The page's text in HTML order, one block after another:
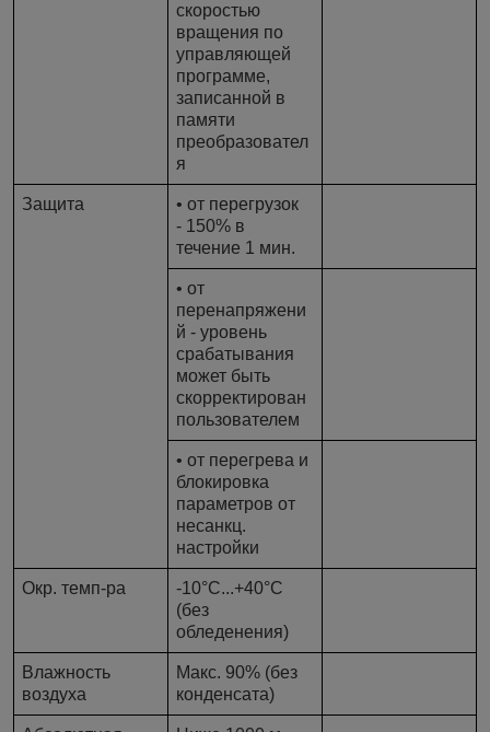
скоростью
вращения по
управляющей
программе,
записанной в
памяти
преобразовател
я
Защита
• от перегрузок
- 150% в
течение 1 мин.
• от
перенапряжени
й - уровень
срабатывания
может быть
скорректирован
пользователем
• от перегрева и
блокировка
параметров от
несанкц.
настройки
Окр. темп-ра
-10°C...+40°C
(без
обледенения)
Влажность
воздуха
Макс. 90% (без
конденсата)